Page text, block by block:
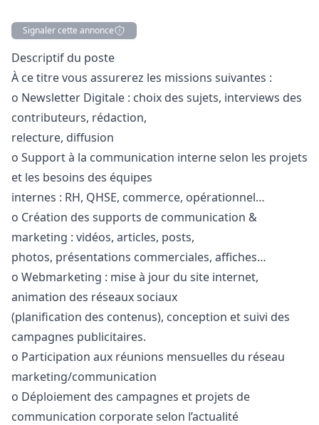
Signaler cette annonce
Description
Descriptif du poste
À ce titre vous assurerez les missions suivantes :
o Newsletter Digitale : choix des sujets, interviews des
contributeurs, rédaction,
relecture, diffusion
o Support à la communication interne selon les projets
et les besoins des équipes
internes : RH, QHSE, commerce, opérationnel…
o Création des supports de communication &
marketing : vidéos, articles, posts,
photos, présentations commerciales, affiches…
o Webmarketing : mise à jour du site internet,
animation des réseaux sociaux
(planification des contenus), conception et suivi des
campagnes publicitaires.
o Participation aux réunions mensuelles du réseau
marketing/communication
o Déploiement des campagnes et projets de
communication corporate selon l’actualité